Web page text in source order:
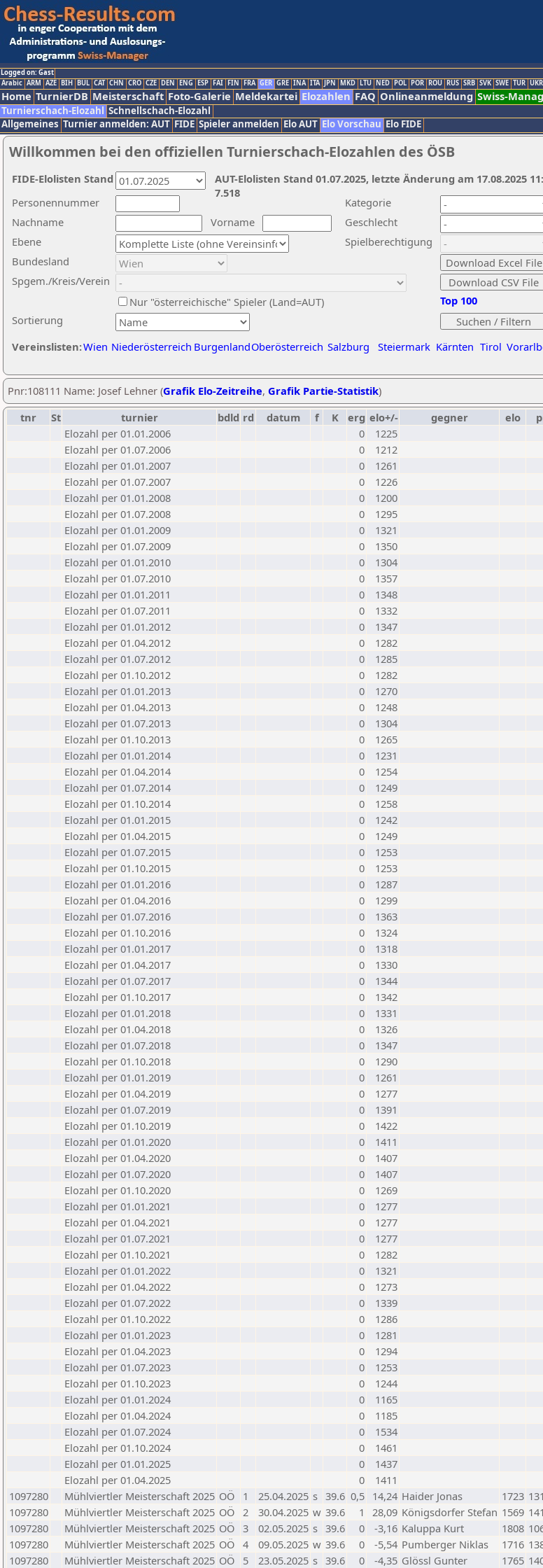
Logged on: Gast
Arabic ARM AZE BIH BUL CAT CHN CRO CZE DEN ENG ESP FAI FIN FRA GER GRE INA ITA JPN MKD LTU NED POL POR ROU RUS SRB SVK SWE TUR UKR
Home TurnierDB Meisterschaft Foto-Galerie Meldekartei Elozahlen FAQ Onlineanmeldung Swiss-
Turnierschach-Elozahl Schnellschach-Elozahl
Allgemeines Turnier anmelden: AUT FIDE Spieler anmelden Elo AUT Elo Vorschau Elo FIDE
Willkommen bei den offiziellen Turnierschach-Elozahlen des ÖSB
Nachname
Vorname
Ebene
Kategorie
Sortierung
Personennummer
Bundesland
Spgem./Kreis/Verein
Geschlecht
Nur "österreichische" Spieler (Land=AUT)
Spielberechtigung
Vereinslisten:Wien Niederösterreich BurgenlandOberösterreich Salzburg Steiermark Kärnten Tirol
Top 100
AUT-Elolisten Stand 01.07.2025, letzte Änderung am 17.08.2025
7.518
FIDE-Elolisten Stand
Pnr:108111 Name: Josef Lehner (Grafik Elo-Zeitreihe, Grafik Partie-Statistik)
tnr
St turnier bdld rd datum f K erg elo+/- gegner elo
Elozahl per 01.01.2006
0
1225
Elozahl per 01.07.2006
0
1212
Elozahl per 01.01.2007
0
1261
Elozahl per 01.07.2007
0
1226
Elozahl per 01.01.2008
0
1200
Elozahl per 01.07.2008
0
1295
Elozahl per 01.01.2009
0
1321
Elozahl per 01.07.2009
0
1350
Elozahl per 01.01.2010
0
1304
Elozahl per 01.07.2010
0
1357
Elozahl per 01.01.2011
0
1348
Elozahl per 01.07.2011
0
1332
Elozahl per 01.01.2012
0
1347
Elozahl per 01.04.2012
0
1282
Elozahl per 01.07.2012
0
1285
Elozahl per 01.10.2012
0
1282
Elozahl per 01.01.2013
0
1270
Elozahl per 01.04.2013
0
1248
Elozahl per 01.07.2013
0
1304
Elozahl per 01.10.2013
0
1265
Elozahl per 01.01.2014
0
1231
Elozahl per 01.04.2014
0
1254
Elozahl per 01.07.2014
0
1249
Elozahl per 01.10.2014
0
1258
Elozahl per 01.01.2015
0
1242
Elozahl per 01.04.2015
0
1249
Elozahl per 01.07.2015
0
1253
Elozahl per 01.10.2015
0
1253
Elozahl per 01.01.2016
0
1287
Elozahl per 01.04.2016
0
1299
Elozahl per 01.07.2016
0
1363
Elozahl per 01.10.2016
0
1324
Elozahl per 01.01.2017
0
1318
Elozahl per 01.04.2017
0
1330
Elozahl per 01.07.2017
0
1344
Elozahl per 01.10.2017
0
1342
Elozahl per 01.01.2018
0
1331
Elozahl per 01.04.2018
0
1326
Elozahl per 01.07.2018
0
1347
Elozahl per 01.10.2018
0
1290
Elozahl per 01.01.2019
0
1261
Elozahl per 01.04.2019
0
1277
Elozahl per 01.07.2019
0
1391
Elozahl per 01.10.2019
0
1422
Elozahl per 01.01.2020
0
1411
Elozahl per 01.04.2020
0
1407
Elozahl per 01.07.2020
0
1407
Elozahl per 01.10.2020
0
1269
Elozahl per 01.01.2021
0
1277
Elozahl per 01.04.2021
0
1277
Elozahl per 01.07.2021
0
1277
Elozahl per 01.10.2021
0
1282
Elozahl per 01.01.2022
0
1321
Elozahl per 01.04.2022
0
1273
Elozahl per 01.07.2022
0
1339
Elozahl per 01.10.2022
0
1286
Elozahl per 01.01.2023
0
1281
Elozahl per 01.04.2023
0
1294
Elozahl per 01.07.2023
0
1253
Elozahl per 01.10.2023
0
1244
Elozahl per 01.01.2024
0
1165
Elozahl per 01.04.2024
0
1185
Elozahl per 01.07.2024
0
1534
Elozahl per 01.10.2024
0
1461
Elozahl per 01.01.2025
0
1437
Elozahl per 01.04.2025
0
1411
1097280
Mühlviertler Meisterschaft 2025 OÖ 1 25.04.2025 s 39.6 0,5 14,24 Haider Jonas 1723
1097280
Mühlviertler Meisterschaft 2025 OÖ 2 30.04.2025 w 39.6 1 28,09 Königsdorfer Stefan 1569
1097280
Mühlviertler Meisterschaft 2025 OÖ 3 02.05.2025 s 39.6 0 -3,16 Kaluppa Kurt 1808
1097280
Mühlviertler Meisterschaft 2025 OÖ 4 09.05.2025 w 39.6 0 -5,54 Pumberger Niklas 1716
1097280
Mühlviertler Meisterschaft 2025 OÖ 5 23.05.2025 s 39.6 0 -4,35 Glössl Gunter 1765